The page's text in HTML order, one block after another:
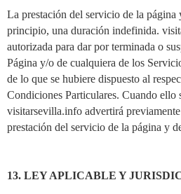
La prestación del servicio de la página
principio, una duración indefinida.
autorizada para dar por terminada o
Página y/o de cualquiera de los
de lo que se hubiere dispuesto al
Condiciones Particulares. Cuando ello
visitarsevilla.info advertirá
prestación del servicio de la página y
13. LEY APLICABLE Y